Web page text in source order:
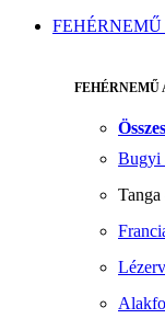
FEHÉRNEMŰ
Bugyi